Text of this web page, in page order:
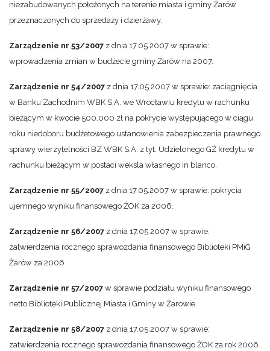
niezabudowanych położonych na terenie miasta i gminy Żarów
przeznaczonych do sprzedaży i dzierżawy.
Zarządzenie nr 53/2007 z dnia 17.05.2007 w sprawie:
wprowadzenia zmian w budżecie gminy Żarów na 2007.
Zarządzenie nr 54/2007 z dnia 17.05.2007 w sprawie: zaciągnięcia
w Banku Zachodnim WBK S.A. we Wrocławiu kredytu w rachunku
bieżącym w kwocie 500.000 zł na pokrycie występującego w ciągu
roku niedoboru budżetowego ustanowienia zabezpieczenia prawnego
sprawy wierzytelności BZ WBK S.A. z tyt. Udzielonego GŻ kredytu w
rachunku bieżącym w postaci weksla własnego in blanco.
Zarządzenie nr 55/2007 z dnia 17.05.2007 w sprawie: pokrycia
ujemnego wyniku finansowego ŻOK za 2006.
Zarządzenie nr 56/2007 z dnia 17.05.2007 w sprawie:
zatwierdzenia rocznego sprawozdania finansowego Biblioteki PMiG
Żarów za 2006
Zarządzenie nr 57/2007 w sprawie podziału wyniku finansowego
netto Biblioteki Publicznej Miasta i Gminy w Żarowie.
Zarządzenie nr 58/2007 z dnia 17.05.2007 w sprawie:
zatwierdzenia rocznego sprawozdania finansowego ŻOK za rok 2006.